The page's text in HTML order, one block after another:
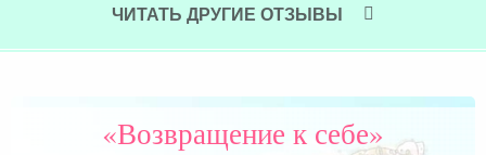
Читать далее »
ЧИТАТЬ ДРУГИЕ ОТЗЫВЫ
«Возвращение к себе»